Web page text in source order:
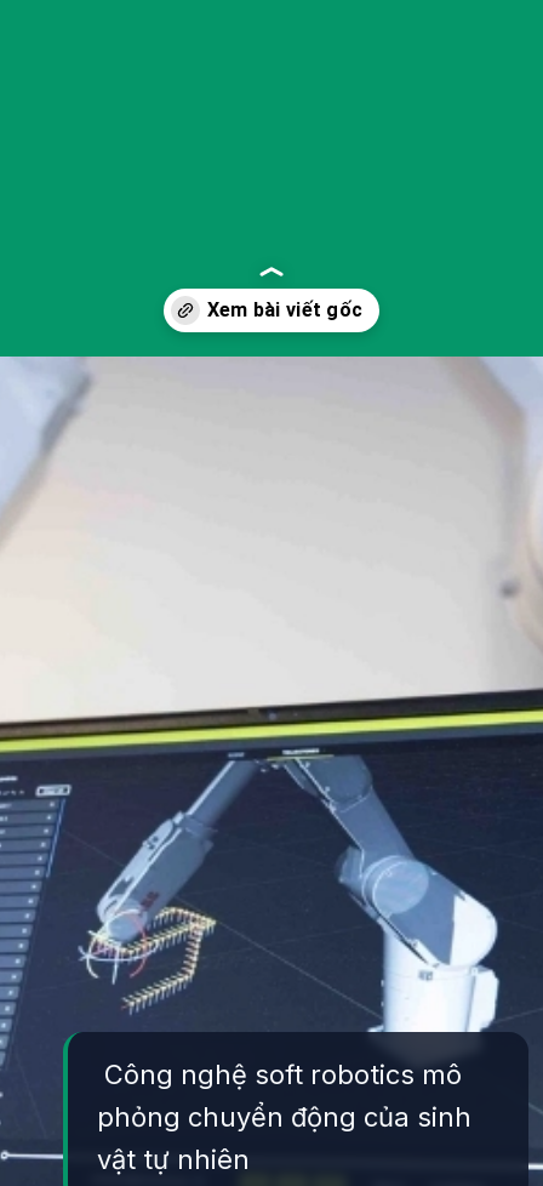
Đang mở https://yeukhoahoc.edu.vn/cong-nghe-robot-mem
Công nghệ soft robotics mô
phỏng chuyển động của sinh
vật tự nhiên